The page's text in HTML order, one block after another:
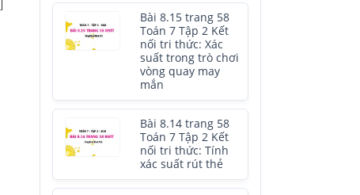
Bài 8.15 trang 58
Toán 7 Tập 2 Kết
nối tri thức: Xác
suất trong trò chơi
vòng quay may
mắn
Bài 8.14 trang 58
Toán 7 Tập 2 Kết
nối tri thức: Tính
xác suất rút thẻ